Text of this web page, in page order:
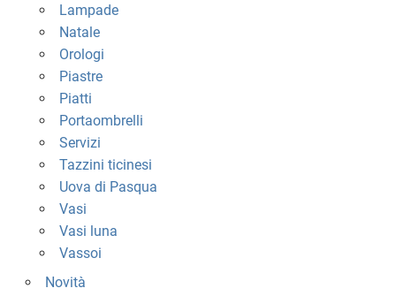
Lampade
Natale
Orologi
Piastre
Piatti
Portaombrelli
Servizi
Tazzini ticinesi
Uova di Pasqua
Vasi
Vasi luna
Vassoi
Novità